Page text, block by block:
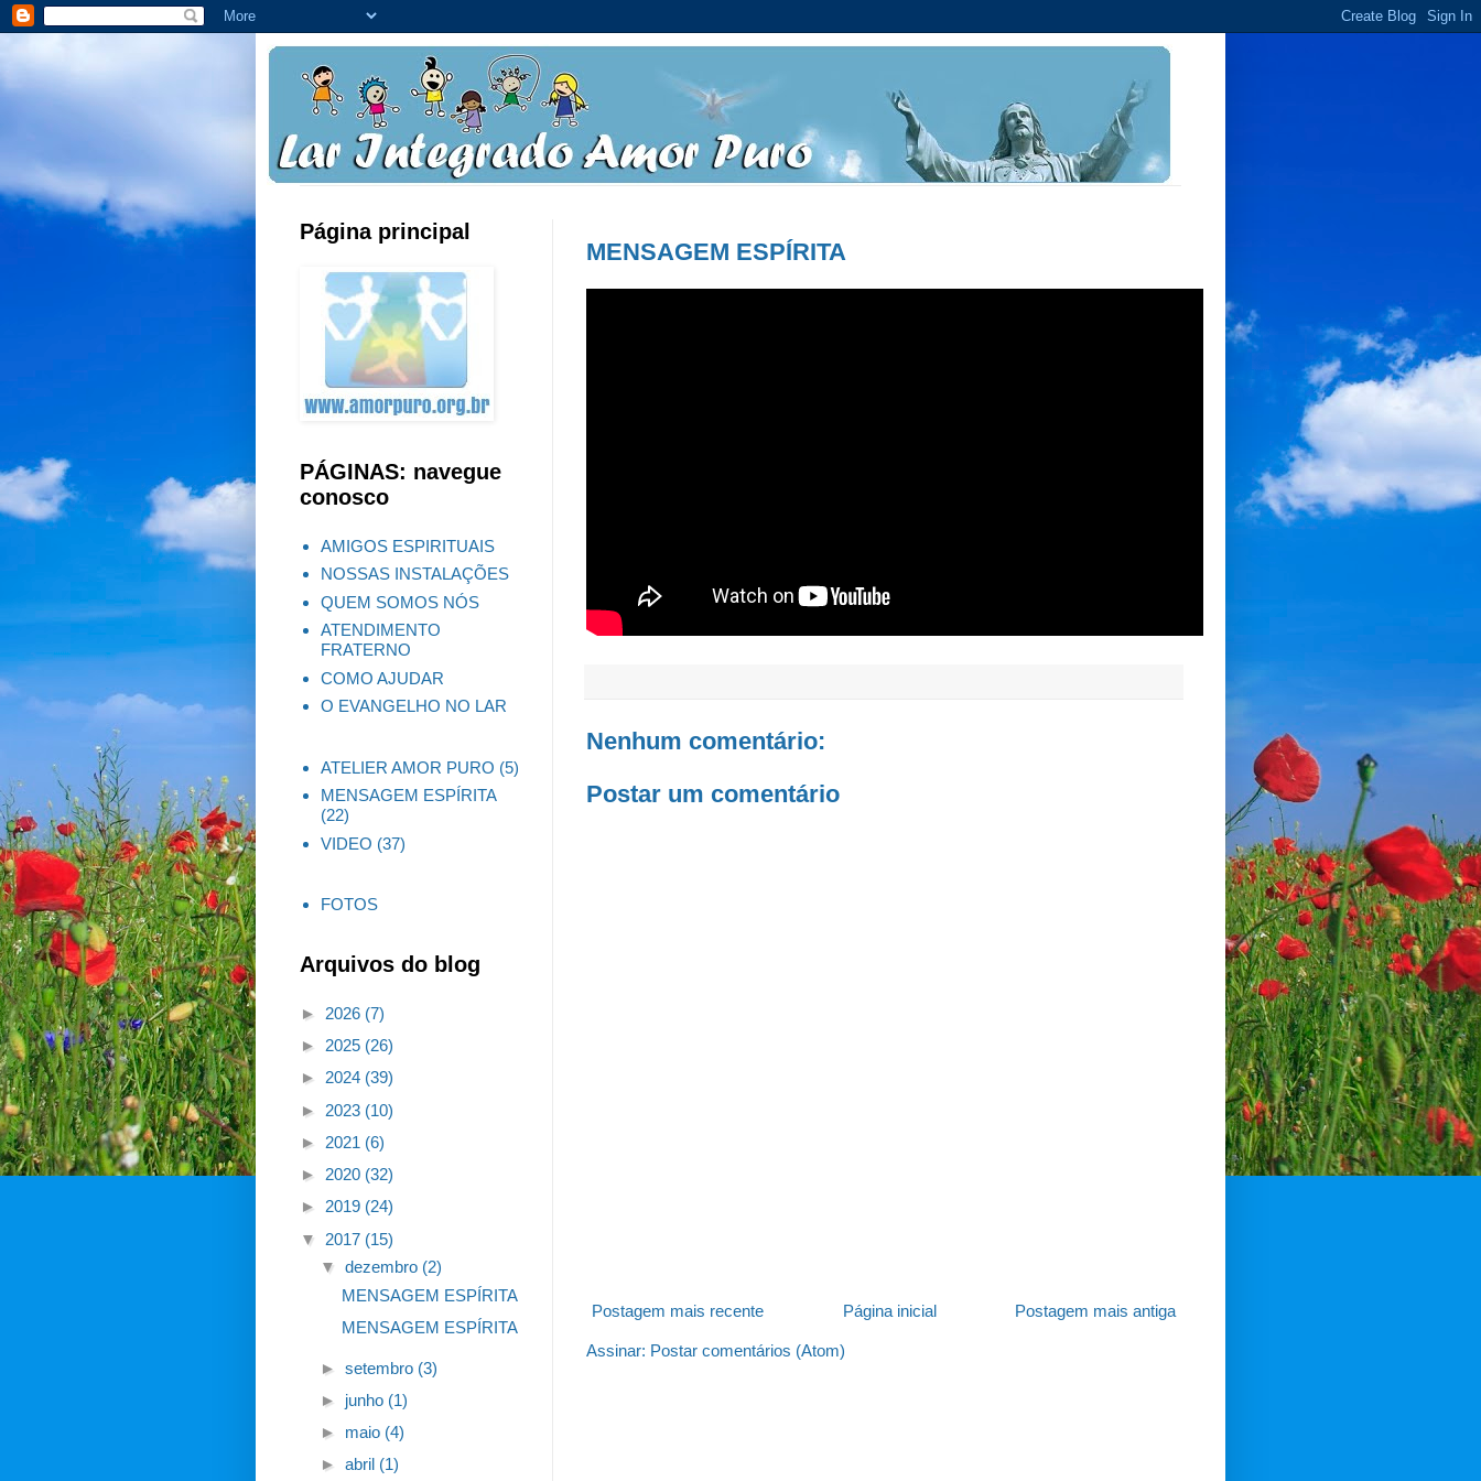
MENSAGEM ESPÍRITA
Nenhum comentário:
Postar um comentário
Postagem mais recente Postagem mais antiga
Página inicial
Assinar: Postar comentários (Atom)
Página principal
PÁGINAS: navegue
conosco
AMIGOS ESPIRITUAIS
NOSSAS INSTALAÇÕES
QUEM SOMOS NÓS
ATENDIMENTO
FRATERNO
COMO AJUDAR
O EVANGELHO NO LAR
ATELIER AMOR PURO (5)
MENSAGEM ESPÍRITA
(22)
VIDEO (37)
FOTOS
Arquivos do blog
► 2026 (7)
► 2025 (26)
► 2024 (39)
► 2023 (10)
► 2021 (6)
► 2020 (32)
► 2019 (24)
▼ 2017 (15)
▼ dezembro (2)
MENSAGEM ESPÍRITA
MENSAGEM ESPÍRITA
► setembro (3)
► junho (1)
► maio (4)
► abril (1)